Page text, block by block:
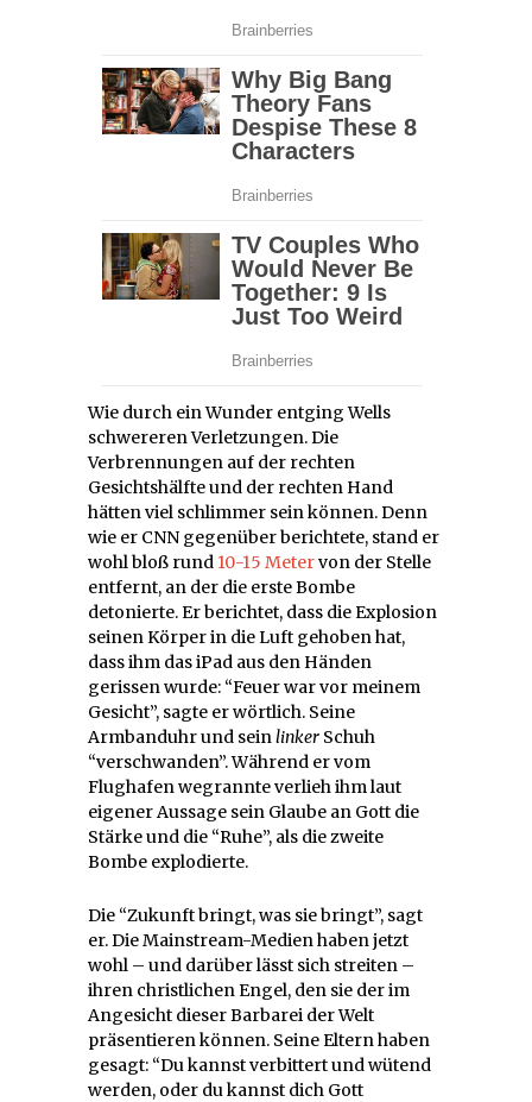
Wie durch ein Wunder entging Wells
schwereren Verletzungen. Die
Verbrennungen auf der rechten
Gesichtshälfte und der rechten Hand
hätten viel schlimmer sein können. Denn
wie er CNN gegenüber berichtete, stand er
wohl bloß rund 10-15 Metervon der Stelle
entfernt, an der die erste Bombe
detonierte. Er berichtet, dass die Explosion
seinen Körper in die Luft gehoben hat,
dass ihm das iPad aus den Händen
gerissen wurde: “Feuer war vor meinem
Gesicht”, sagte er wörtlich. Seine
Armbanduhr und seinlinker Schuh
“verschwanden”. Während er vom
Flughafen wegrannte verlieh ihm laut
eigener Aussage sein Glaube an Gott die
Stärke und die “Ruhe”, als die zweite
Bombe explodierte.
Die “Zukunft bringt, was sie bringt”, sagt
er. Die Mainstream-Medien haben jetzt
wohl – und darüber lässt sich streiten –
ihren christlichen Engel, den sie der im
Angesicht dieser Barbarei der Welt
präsentieren können. Seine Eltern haben
gesagt: “Du kannst verbittert und wütend
werden, oder du kannst dich Gott